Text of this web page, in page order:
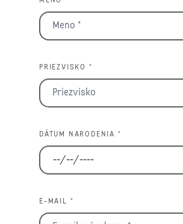
PRIEZVISKO *
DÁTUM NARODENIA *
E-MAIL *